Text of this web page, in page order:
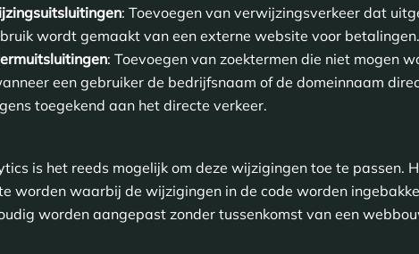
: Toevoegen van verwijzingsverkeer dat
wordt gemaakt van een externe website voor betalingen.
: Toevoegen van zoektermen die niet mogen
een gebruiker de bedrijfsnaam of de domeinnaam
toegekend aan het directe verkeer.
is het reeds mogelijk om deze wijzigingen toe te passen.
worden waarbij de wijzigingen in de code worden
worden aangepast zonder tussenkomst van een